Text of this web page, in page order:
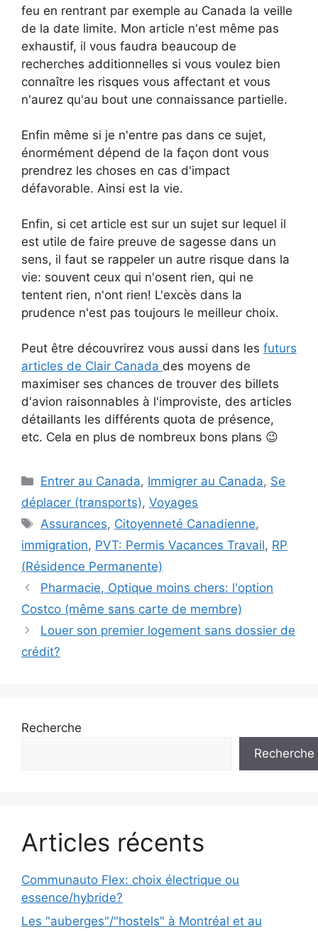
feu en rentrant par exemple au Canada la veille
de la date limite. Mon article n'est même pas
exhaustif, il vous faudra beaucoup de
recherches additionnelles si vous voulez bien
connaître les risques vous affectant et vous
n'aurez qu'au bout une connaissance partielle.
Enfin même si je n'entre pas dans ce sujet,
énormément dépend de la façon dont vous
prendrez les choses en cas d'impact
défavorable. Ainsi est la vie.
Enfin, si cet article est sur un sujet sur lequel il
est utile de faire preuve de sagesse dans un
sens, il faut se rappeler un autre risque dans la
vie: souvent ceux qui n'osent rien, qui ne
tentent rien, n'ont rien! L'excès dans la
prudence n'est pas toujours le meilleur choix.
Peut être découvrirez vous aussi dans les futurs
articles de Clair Canada des moyens de
maximiser ses chances de trouver des billets
d'avion raisonnables à l'improviste, des articles
détaillants les différents quota de présence,
etc. Cela en plus de nombreux bons plans 😉
Catégories
Entrer au Canada, Immigrer au Canada, Se
déplacer (transports), Voyages
Étiquettes
Assurances, Citoyenneté Canadienne,
immigration, PVT: Permis Vacances Travail, RP
(Résidence Permanente)
Pharmacie, Optique moins chers: l'option
Costco (même sans carte de membre)
Louer son premier logement sans dossier de
crédit?
Recherche
Recherche
Articles récents
Communauto Flex: choix électrique ou
essence/hybride?
Les "auberges"/"hostels" à Montréal et au